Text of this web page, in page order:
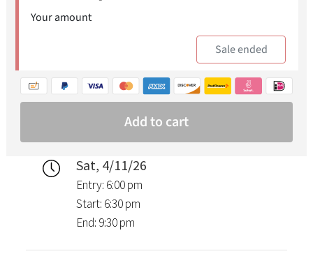
Sat, 4/11/26
Entry: 6:00 pm
Start: 6:30 pm
End: 9:30 pm